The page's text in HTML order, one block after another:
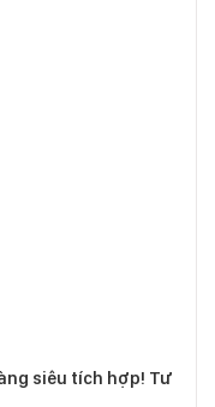
siêu tích hợp! Tư